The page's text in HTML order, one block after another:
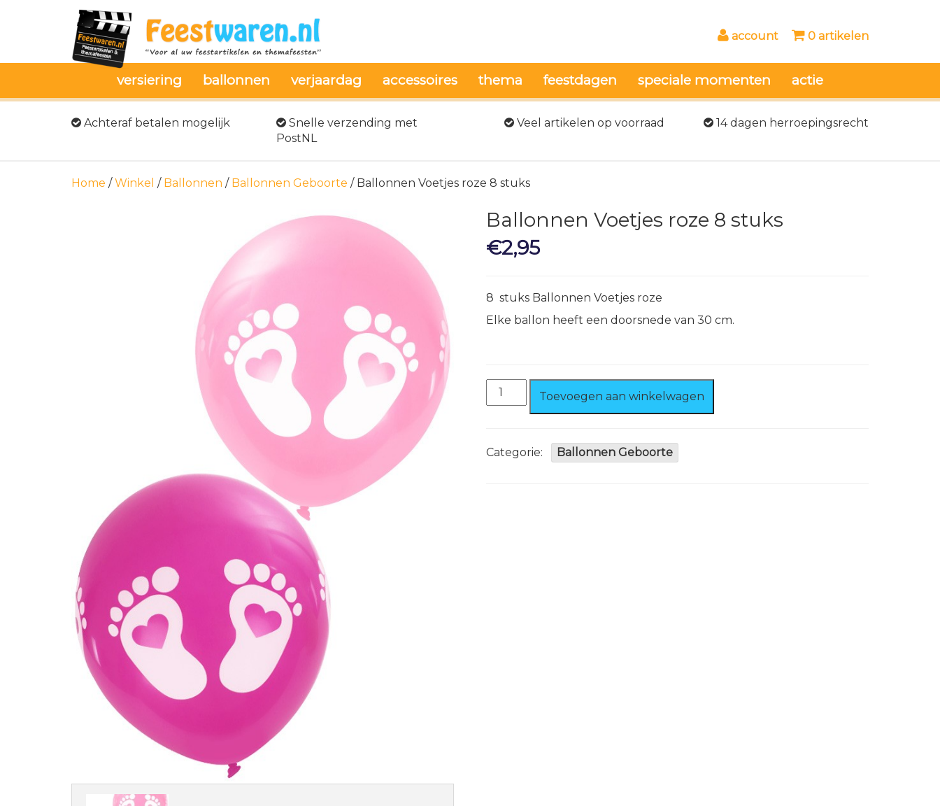
account 0 artikelen
versiering ballonnen verjaardag accessoires thema feestdagen speciale momenten actie
Achteraf betalen mogelijk
Snelle verzending met
PostNL
Veel artikelen op voorraad 14 dagen herroepingsrecht
Home /Winkel / Ballonnen / Ballonnen Geboorte / Ballonnen Voetjes roze 8 stuks
Ballonnen Voetjes roze 8 stuks
€2,95
8 stuks Ballonnen Voetjes roze
Elke ballon heeft een doorsnede van 30 cm.
Ballonnen
stuks
aantal
Toevoegen aan winkelwagen
Categorie: Ballonnen Geboorte